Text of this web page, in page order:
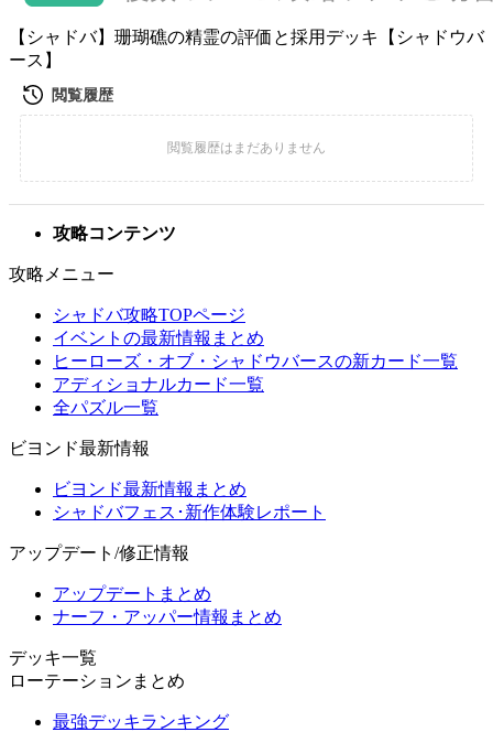
【シャドバ】珊瑚礁の精霊の評価と採用デッキ【シャドウバ
ース】
攻略コンテンツ
攻略メニュー
シャドバ攻略TOPページ
イベントの最新情報まとめ
ヒーローズ・オブ・シャドウバースの新カード一覧
アディショナルカード一覧
全パズル一覧
ビヨンド最新情報
ビヨンド最新情報まとめ
シャドバフェス･新作体験レポート
アップデート/修正情報
アップデートまとめ
ナーフ・アッパー情報まとめ
デッキ一覧
ローテーションまとめ
最強デッキランキング